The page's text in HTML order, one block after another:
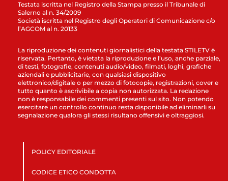
Testata iscritta nel Registro della Stampa presso il Tribunale di
Salerno al n. 34/2009
Società iscritta nel Registro degli Operatori di Comunicazione c/o
l’AGCOM al n. 20133
La riproduzione dei contenuti giornalistici della testata STILETV è
riservata. Pertanto, è vietata la riproduzione e l’uso, anche parziale,
di testi, fotografie, contenuti audio/video, filmati, loghi, grafiche
aziendali e pubblicitarie, con qualsiasi dispositivo
elettronico/digitale o per mezzo di fotocopie, registrazioni, cover e
tutto quanto è ascrivibile a copia non autorizzata. La redazione
non è responsabile dei commenti presenti sul sito. Non potendo
esercitare un controllo continuo resta disponibile ad eliminarli su
segnalazione qualora gli stessi risultano offensivi e oltraggiosi.
POLICY EDITORIALE
CODICE ETICO CONDOTTA